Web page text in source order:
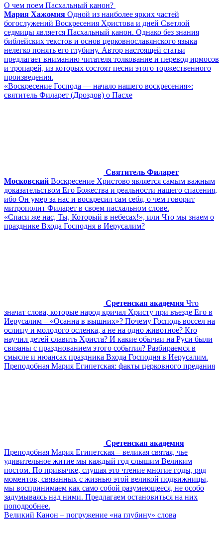
О чем поем Пасхальный канон?
Мария Хажомия Одной из наиболее ярких частей
богослужений Воскресения Христова и дней Светлой
седмицы является Пасхальный канон. Однако без знания
библейских текстов и основ церковнославянского языка
нелегко понять его глубину. Автор настоящей статьи
предлагает вниманию читателя толкование и перевод ирмосов
и тропарей, из которых состоят песни этого торжественного
произведения.
«Воскресение Господа — начало нашего воскресения»:
святитель Филарет (Дроздов) о Пасхе
Святитель Филарет
Московский Воскресение Христово является самым важным
доказательством Его Божества и реальности нашего спасения,
ибо Он умер за нас и воскресил сам себя, о чем говорит
митрополит Филарет в своем пасхальном слове.
«Спаси же нас, Ты, Который в небесах!», или Что мы знаем о
празднике Входа Господня в Иерусалим?
Сретенская академия Что
значат слова, которые народ кричал Христу при въезде Его в
Иерусалим – «Осанна в вышних»? Почему Господь воссел на
ослицу и молодого осленка, а не на одно животное? Кто
научил детей славить Христа? И какие обычаи на Руси были
связаны с празднованием этого события? Разбираемся в
смысле и нюансах праздника Входа Господня в Иерусалим.
Преподобная Мария Египетская: факты церковного предания
Сретенская академия
Преподобная Мария Египетская – великая святая, чье
удивительное житие мы каждый год слышим Великим
постом. По привычке, слушая это чтение многие годы, ряд
моментов, связанных с жизнью этой великой подвижницы,
мы воспринимаем как само собой разумеющееся, не особо
задумываясь над ними. Предлагаем остановиться на них
поподробнее.
Великий Канон – погружение «на глубину» слова